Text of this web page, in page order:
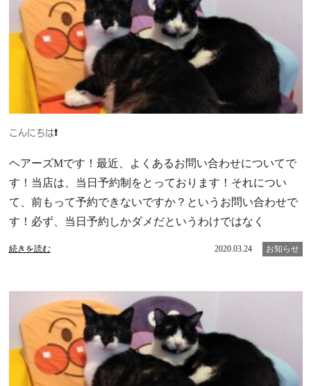
こんにちは❗
ヘアーズMです！最近、よくあるお問い合わせについてで
す！当店は、当日予約制をとっております！それについ
て、前もって予約できないですか？というお問い合わせで
す！必ず、当日予約しかダメだというわけではなく
続きを読む 2020.03.24 お知らせ